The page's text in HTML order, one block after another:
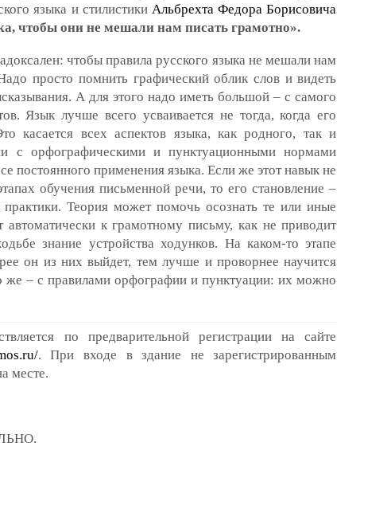
языка и стилистики Альбрехта Федора Борисовича
чтобы они не мешали нам писать грамотно».
чтобы правила русского языка не мешали нам
просто помнить графический облик слов и видеть
А для этого надо иметь большой – с самого
Язык лучше всего усваивается не тогда, когда его
касается всех аспектов языка, как родного, так и
с орфографическими и пунктуационными нормами
постоянного применения языка. Если же этот навык не
обучения письменной речи, то его становление –
Теория может помочь осознать те или иные
к грамотному письму, как не приводит
знание устройства ходунков. На каком-то этапе
он из них выйдет, тем лучше и проворнее научится
– с правилами орфографии и пунктуации: их можно
по предварительной регистрации на сайте
. При входе в здание не зарегистрированным
месте.